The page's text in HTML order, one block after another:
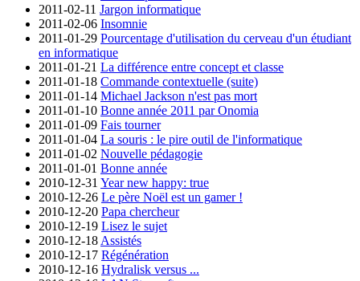
2011-02-11 Jargon informatique
2011-02-06 Insomnie
2011-01-29 Pourcentage d'utilisation du cerveau d'un étudiant
en informatique
2011-01-21 La différence entre concept et classe
2011-01-18 Commande contextuelle (suite)
2011-01-14 Michael Jackson n'est pas mort
2011-01-10 Bonne année 2011 par Onomia
2011-01-09 Fais tourner
2011-01-04 La souris : le pire outil de l'informatique
2011-01-02 Nouvelle pédagogie
2011-01-01 Bonne année
2010-12-31 Year new happy: true
2010-12-26 Le père Noël est un gamer !
2010-12-20 Papa chercheur
2010-12-19 Lisez le sujet
2010-12-18 Assistés
2010-12-17 Régénération
2010-12-16 Hydralisk versus ...